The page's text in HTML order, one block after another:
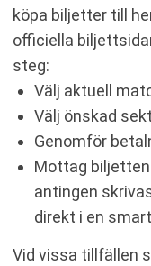
köpa biljetter till
officiella
steg:
Välj aktuell
Välj önskad
Genomför
Mottag
antingen
direkt i en
Vid vissa tillfällen